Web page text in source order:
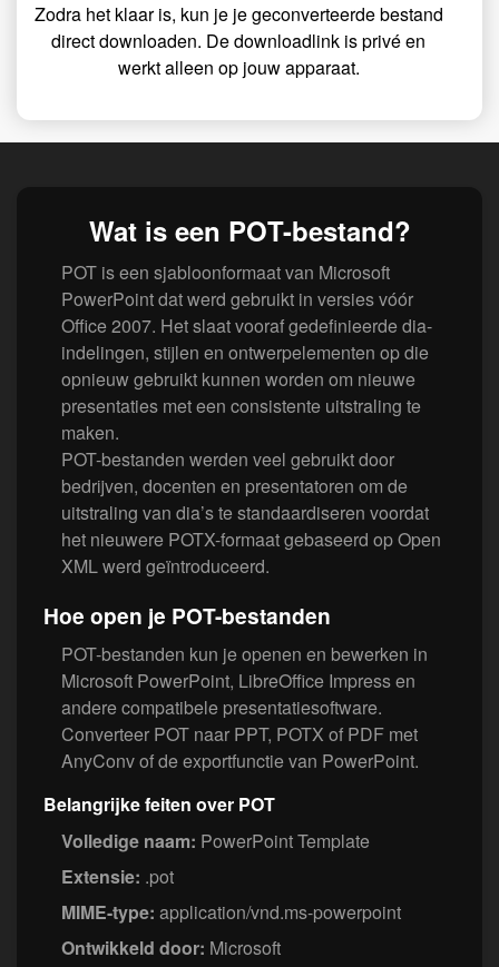
Zodra het klaar is, kun je je geconverteerde bestand
direct downloaden. De downloadlink is privé en
werkt alleen op jouw apparaat.
Wat is een POT-bestand?
POT is een sjabloonformaat van Microsoft
PowerPoint dat werd gebruikt in versies vóór
Office 2007. Het slaat vooraf gedefinieerde dia-
indelingen, stijlen en ontwerpelementen op die
opnieuw gebruikt kunnen worden om nieuwe
presentaties met een consistente uitstraling te
maken.
POT-bestanden werden veel gebruikt door
bedrijven, docenten en presentatoren om de
uitstraling van dia’s te standaardiseren voordat
het nieuwere POTX-formaat gebaseerd op Open
XML werd geïntroduceerd.
Hoe open je POT-bestanden
POT-bestanden kun je openen en bewerken in
Microsoft PowerPoint, LibreOffice Impress en
andere compatibele presentatiesoftware.
Converteer POT naar PPT, POTX of PDF met
AnyConv of de exportfunctie van PowerPoint.
Belangrijke feiten over POT
Volledige naam: PowerPoint Template
Extensie: .pot
MIME-type: application/vnd.ms-powerpoint
Ontwikkeld door: Microsoft